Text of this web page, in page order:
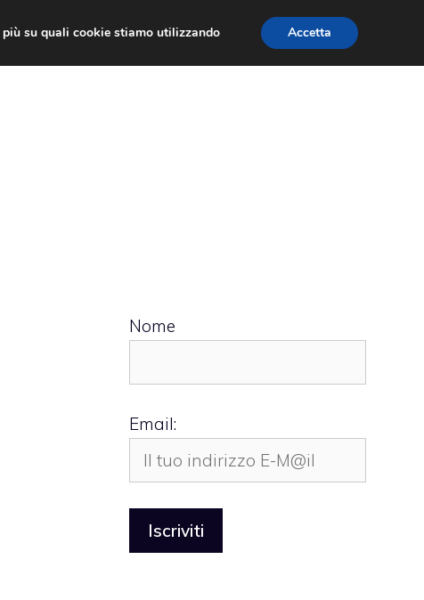
Nome
Email:
su quali cookie stiamo utilizzando
Accetta